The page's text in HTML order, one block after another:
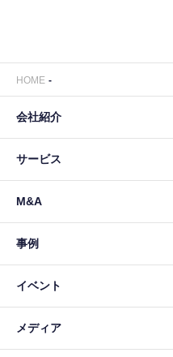
HOME
会社紹介
サービス
M&A
事例
イベント
メディア